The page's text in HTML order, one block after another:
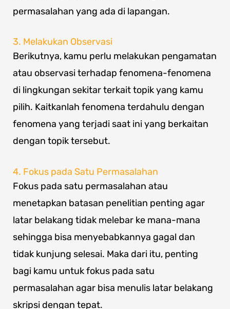
permasalahan yang ada di lapangan.
3. Melakukan Observasi
Berikutnya, kamu perlu melakukan pengamatan
atau observasi terhadap fenomena-fenomena
di lingkungan sekitar terkait topik yang kamu
pilih. Kaitkanlah fenomena terdahulu dengan
fenomena yang terjadi saat ini yang berkaitan
dengan topik tersebut.
4. Fokus pada Satu Permasalahan
Fokus pada satu permasalahan atau
menetapkan batasan penelitian penting agar
latar belakang tidak melebar ke mana-mana
sehingga bisa menyebabkannya gagal dan
tidak kunjung selesai. Maka dari itu, penting
bagi kamu untuk fokus pada satu
permasalahan agar bisa menulis latar belakang
skripsi dengan tepat.